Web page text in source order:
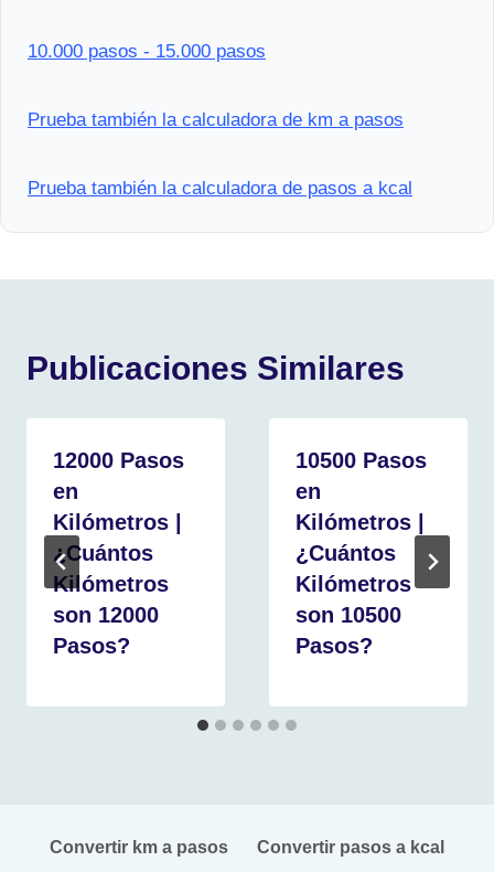
10.000 pasos - 15.000 pasos
Prueba también la calculadora de km a pasos
Prueba también la calculadora de pasos a kcal
Publicaciones Similares
12000 Pasos
en
Kilómetros |
¿Cuántos
Kilómetros
son 12000
Pasos?
10500 Pasos
en
Kilómetros |
¿Cuántos
Kilómetros
son 10500
Pasos?
Convertir km a pasos Convertir pasos a kcal